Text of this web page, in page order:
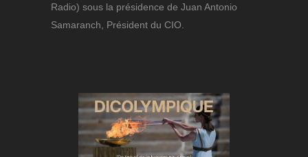
Radio) sous la présidence de Juan Antonio
Samaranch, Président du CIO.